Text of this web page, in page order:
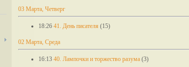
03 Марта, Четверг
18:26 41. День писателя (15)
02 Марта, Среда
16:13 40. Лампочки и торжество разума (3)